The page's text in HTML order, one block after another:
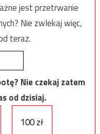
jest przetrwanie
Nie zwlekaj więc,
teraz.
Nie czekaj zatem
od dzisiaj.
100 zł